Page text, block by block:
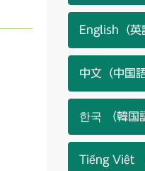
English（英
中文（中国語
한국 （韓国
Tiếng Việt